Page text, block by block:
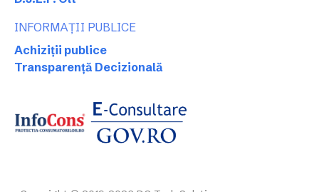
INFORMAȚII PUBLICE
Achiziții publice
Transparență Decizională